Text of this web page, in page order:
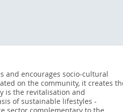
and encourages socio-cultural
on the community, it creates
is the revitalisation and
of sustainable lifestyles -